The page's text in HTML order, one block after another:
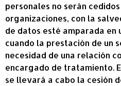
personales no serán
organizaciones, con la
de datos esté amparada en
cuando la prestación de un
necesidad de una relación
encargado de tratamiento.
se llevará a cabo la cesión